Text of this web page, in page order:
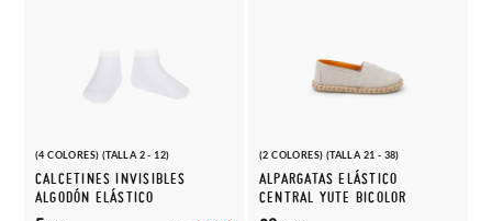
(4 COLORES) (TALLA 2 - 12)
CALCETINES INVISIBLES
ALGODÓN ELÁSTICO
(2 COLORES) (TALLA 21 - 38)
ALPARGATAS ELÁSTICO
CENTRAL YUTE BICOLOR